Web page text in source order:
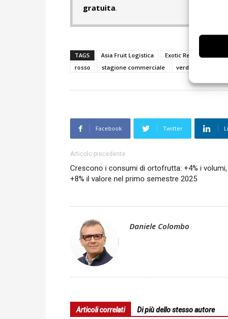
gratuita.
TAGS Asia Fruit Logistica Exotic Red
rosso
stagione commerciale verde
Facebook Twitter
Articolo precedente
Crescono i consumi di ortofrutta: +4% i volumi,
+8% il valore nel primo semestre 2025
Daniele Colombo
Articoli correlati Di più dello stesso autore